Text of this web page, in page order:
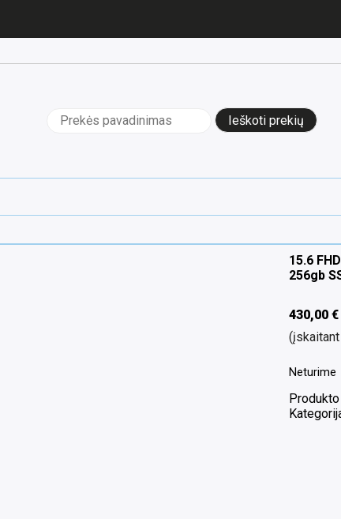
Ieškoti:
15.6
256gb
430,00 €
Neturime